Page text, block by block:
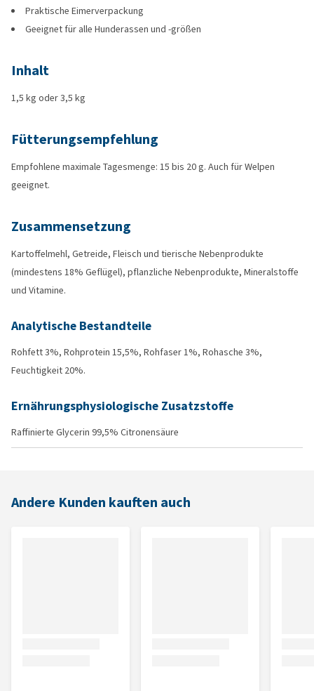
Praktische Eimerverpackung
Geeignet für alle Hunderassen und -größen
Inhalt
1,5 kg oder 3,5 kg
Fütterungsempfehlung
Empfohlene maximale Tagesmenge: 15 bis 20 g. Auch für Welpen
geeignet.
Zusammensetzung
Kartoffelmehl, Getreide, Fleisch und tierische Nebenprodukte
(mindestens 18% Geflügel), pflanzliche Nebenprodukte, Mineralstoffe
und Vitamine.
Analytische Bestandteile
Rohfett 3%, Rohprotein 15,5%, Rohfaser 1%, Rohasche 3%,
Feuchtigkeit 20%.
Ernährungsphysiologische Zusatzstoffe
Raffinierte Glycerin 99,5% Citronensäure
Andere Kunden kauften auch